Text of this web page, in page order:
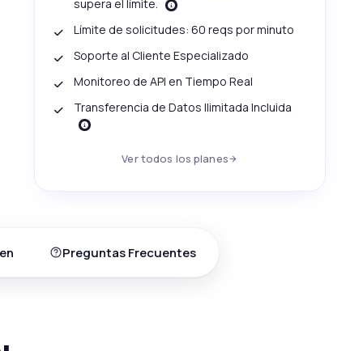
supera el límite.
Límite de solicitudes: 60 reqs por minuto
Soporte al Cliente Especializado
Monitoreo de API en Tiempo Real
Transferencia de Datos Ilimitada Incluida
Ver todos los planes
Preguntas Frecuentes